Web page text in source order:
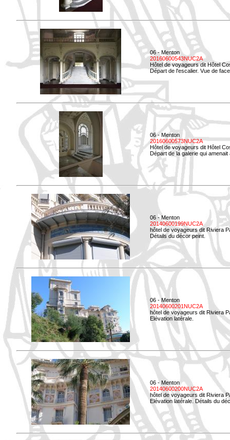
06 - Menton
20160600543NUC2A
Hôtel de voyageurs dit Hôtel
Départ de l'escalier. Vue de
06 - Menton
20160600573NUC2A
Hôtel de voyageurs dit Hôtel
Départ de la galerie qui
06 - Menton
20140600199NUC2A
hôtel de voyageurs dit Riviera
Détails du décor peint.
06 - Menton
20140600201NUC2A
hôtel de voyageurs dit Riviera
Elévation latérale.
06 - Menton
20140600200NUC2A
hôtel de voyageurs dit Riviera
Elévation latérale. Détails du